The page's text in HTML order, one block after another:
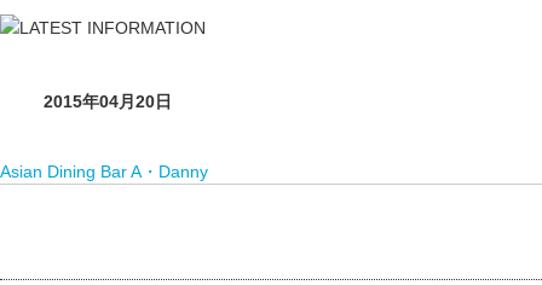
2015年04月20日
Asian Dining Bar A・Danny